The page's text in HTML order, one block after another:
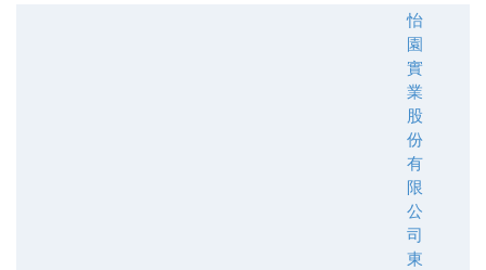
怡
園
實
業
股
份
有
限
公
司
東